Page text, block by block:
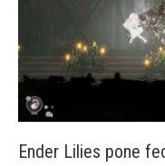
Ender Lilies pone